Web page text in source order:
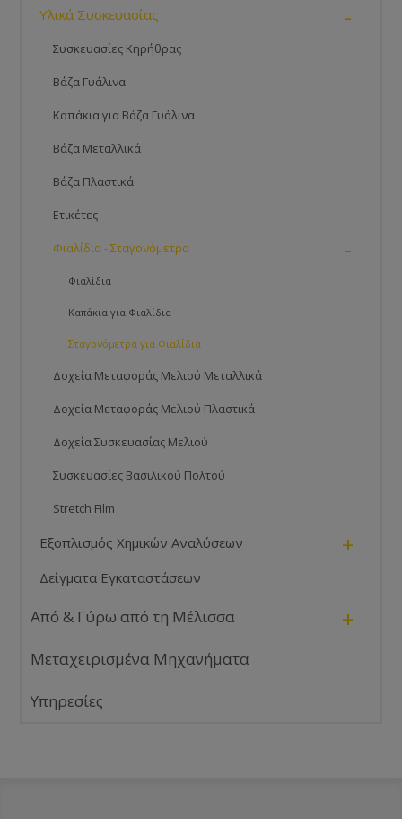
Υλικά Συσκευασίας -
Συσκευασίες Κηρήθρας
Βάζα Γυάλινα
Καπάκια για Βάζα Γυάλινα
Βάζα Μεταλλικά
Βάζα Πλαστικά
Ετικέτες
Φιαλίδια - Σταγονόμετρα -
Φιαλίδια
Καπάκια για Φιαλίδια
Σταγονόμετρα για Φιαλίδια
Δοχεία Μεταφοράς Μελιού Μεταλλικά
Δοχεία Μεταφοράς Μελιού Πλαστικά
Δοχεία Συσκευασίας Μελιού
Συσκευασίες Βασιλικού Πολτού
Stretch Film
Εξοπλισμός Χημικών Αναλύσεων +
Δείγματα Εγκαταστάσεων
Από & Γύρω από τη Μέλισσα +
Μεταχειρισμένα Μηχανήματα
Υπηρεσίες